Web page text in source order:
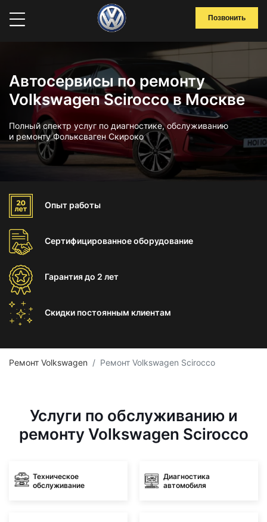
Позвонить
Автосервисы по ремонту
Volkswagen Scirocco в Москве
Полный спектр услуг по диагностике, обслуживанию
и ремонту Фольксваген Скироко
Опыт работы
Сертифицированноеоборудование
Гарантиядо 2 лет
Скидки постоянным клиентам
Ремонт Volkswagen Ремонт Volkswagen Scirocco
Услуги по обслуживанию и
ремонту Volkswagen Scirocco
Техническое
обслуживание
Диагностика
автомобиля